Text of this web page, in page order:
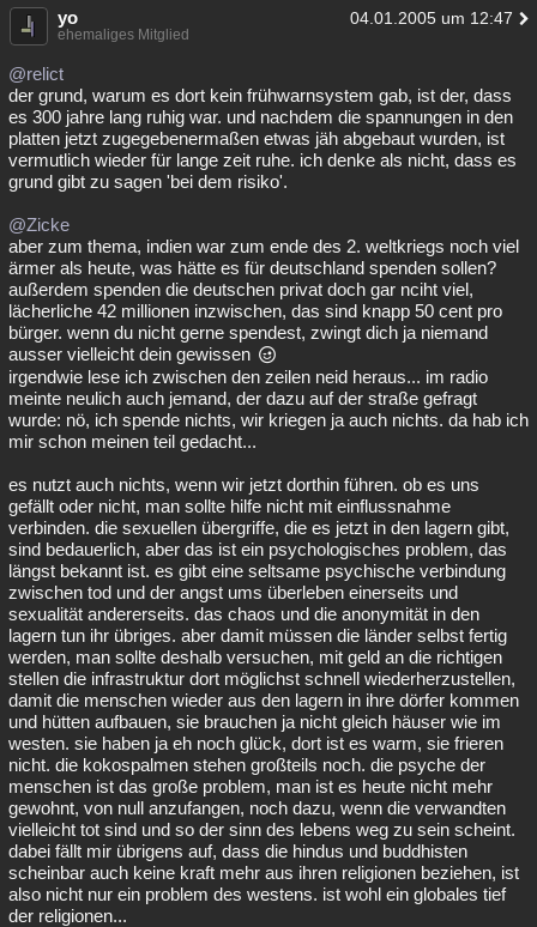
yo 04.01.2005 um 12:47
ehemaliges Mitglied
@relict
der grund, warum es dort kein frühwarnsystem gab, ist der, dass
es 300 jahre lang ruhig war. und nachdem die spannungen in den
platten jetzt zugegebenermaßen etwas jäh abgebaut wurden, ist
vermutlich wieder für lange zeit ruhe. ich denke als nicht, dass es
grund gibt zu sagen 'bei dem risiko'.
@Zicke
aber zum thema, indien war zum ende des 2. weltkriegs noch viel
ärmer als heute, was hätte es für deutschland spenden sollen?
außerdem spenden die deutschen privat doch gar nciht viel,
lächerliche 42 millionen inzwischen, das sind knapp 50 cent pro
bürger. wenn du nicht gerne spendest, zwingt dich ja niemand
ausser vielleicht dein gewissen
irgendwie lese ich zwischen den zeilen neid heraus... im radio
meinte neulich auch jemand, der dazu auf der straße gefragt
wurde: nö, ich spende nichts, wir kriegen ja auch nichts. da hab ich
mir schon meinen teil gedacht...
es nutzt auch nichts, wenn wir jetzt dorthin führen. ob es uns
gefällt oder nicht, man sollte hilfe nicht mit einflussnahme
verbinden. die sexuellen übergriffe, die es jetzt in den lagern gibt,
sind bedauerlich, aber das ist ein psychologisches problem, das
längst bekannt ist. es gibt eine seltsame psychische verbindung
zwischen tod und der angst ums überleben einerseits und
sexualität andererseits. das chaos und die anonymität in den
lagern tun ihr übriges. aber damit müssen die länder selbst fertig
werden, man sollte deshalb versuchen, mit geld an die richtigen
stellen die infrastruktur dort möglichst schnell wiederherzustellen,
damit die menschen wieder aus den lagern in ihre dörfer kommen
und hütten aufbauen, sie brauchen ja nicht gleich häuser wie im
westen. sie haben ja eh noch glück, dort ist es warm, sie frieren
nicht. die kokospalmen stehen großteils noch. die psyche der
menschen ist das große problem, man ist es heute nicht mehr
gewohnt, von null anzufangen, noch dazu, wenn die verwandten
vielleicht tot sind und so der sinn des lebens weg zu sein scheint.
dabei fällt mir übrigens auf, dass die hindus und buddhisten
scheinbar auch keine kraft mehr aus ihren religionen beziehen, ist
also nicht nur ein problem des westens. ist wohl ein globales tief
der religionen...